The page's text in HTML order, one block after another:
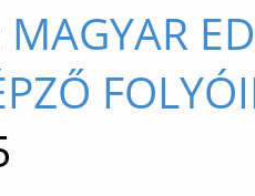
MAGYAR